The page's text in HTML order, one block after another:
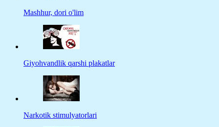
Mashhur, dori o'lim
Giyohvandlik qarshi plakatlar
Narkotik stimulyatorlari